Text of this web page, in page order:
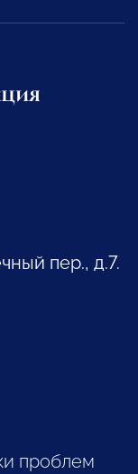
пер., д.7.
проблем